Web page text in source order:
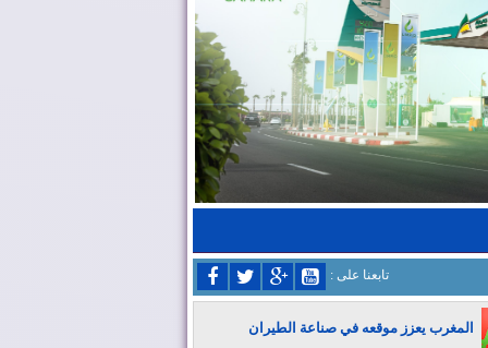
: تابعنا على
المغرب يعزز موقعه في صناعة الطيران